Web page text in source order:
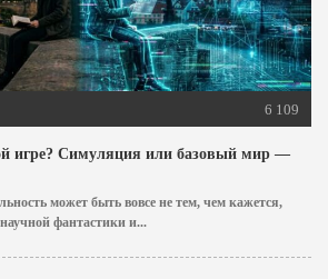
6 109
игре? Симуляция или базовый мир —
может быть вовсе не тем, чем кажется,
фантастики и...